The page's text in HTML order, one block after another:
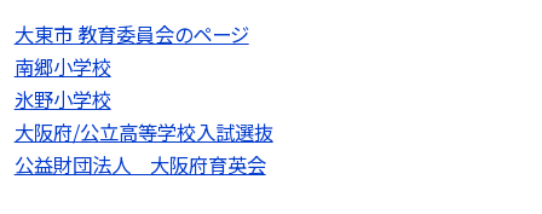
大東市 教育委員会のページ
南郷小学校
氷野小学校
大阪府/公立高等学校入試選抜
公益財団法人 大阪府育英会